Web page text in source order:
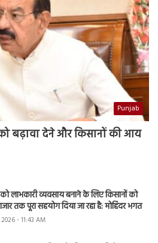
Punjab
बढ़ावा देने और किसानों की आय
को लाभकारी व्यवसाय बनाने के लिए किसानों को
तक पूरा सहयोग दिया जा रहा है: मोहिंदर भगत
- 11:43 AM